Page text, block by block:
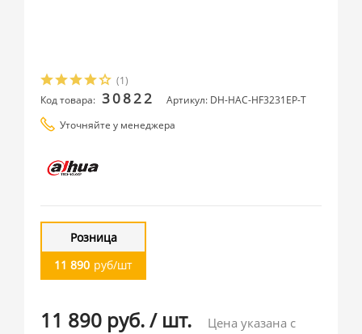
(1)
Код товара: 30822
Артикул: DH-HAC-HF3231EP-T
Уточняйте у менеджера
Розница
11 890 руб/шт
11 890 руб./ шт.
Цена указана с